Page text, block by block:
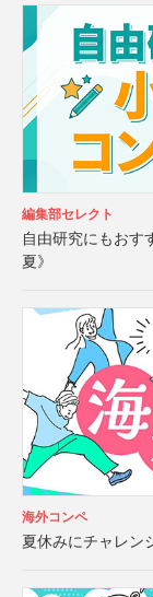
編集部セレクト
自由研究にもおす
夏》
海外コンペ
夏休みにチャレン